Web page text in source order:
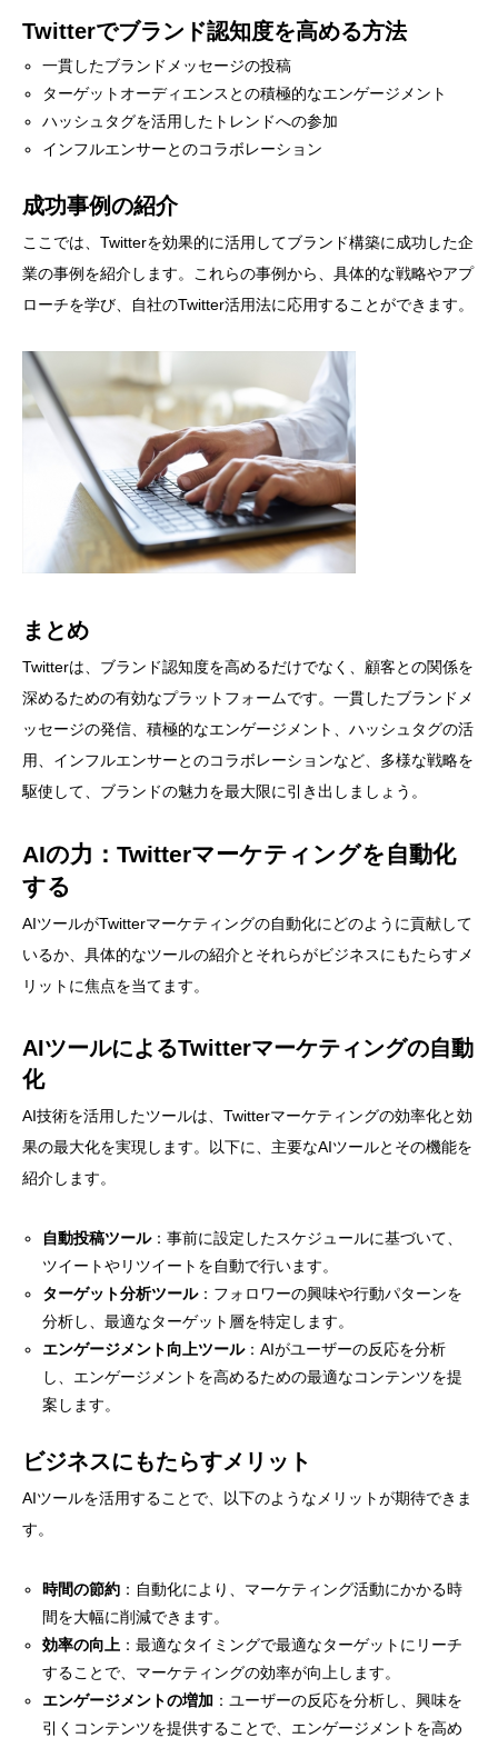
Twitterでブランド認知度を高める方法
一貫したブランドメッセージの投稿
ターゲットオーディエンスとの積極的なエンゲージメント
ハッシュタグを活用したトレンドへの参加
インフルエンサーとのコラボレーション
成功事例の紹介
ここでは、Twitterを効果的に活用してブランド構築に成功した企
業の事例を紹介します。これらの事例から、具体的な戦略やアプ
ローチを学び、自社のTwitter活用法に応用することができます。
まとめ
Twitterは、ブランド認知度を高めるだけでなく、顧客との関係を
深めるための有効なプラットフォームです。一貫したブランドメ
ッセージの発信、積極的なエンゲージメント、ハッシュタグの活
用、インフルエンサーとのコラボレーションなど、多様な戦略を
駆使して、ブランドの魅力を最大限に引き出しましょう。
AIの力：Twitterマーケティングを自動化
する
AIツールがTwitterマーケティングの自動化にどのように貢献して
いるか、具体的なツールの紹介とそれらがビジネスにもたらすメ
リットに焦点を当てます。
AIツールによるTwitterマーケティングの自動
化
AI技術を活用したツールは、Twitterマーケティングの効率化と効
果の最大化を実現します。以下に、主要なAIツールとその機能を
紹介します。
自動投稿ツール：事前に設定したスケジュールに基づいて、
ツイートやリツイートを自動で行います。
ターゲット分析ツール：フォロワーの興味や行動パターンを
分析し、最適なターゲット層を特定します。
エンゲージメント向上ツール：AIがユーザーの反応を分析
し、エンゲージメントを高めるための最適なコンテンツを提
案します。
ビジネスにもたらすメリット
AIツールを活用することで、以下のようなメリットが期待できま
す。
時間の節約 ：自動化により、マーケティング活動にかかる時
間を大幅に削減できます。
効率の向上 ：最適なタイミングで最適なターゲットにリーチ
することで、マーケティングの効率が向上します。
エンゲージメントの増加 ：ユーザーの反応を分析し、興味を
引くコンテンツを提供することで、エンゲージメントを高め